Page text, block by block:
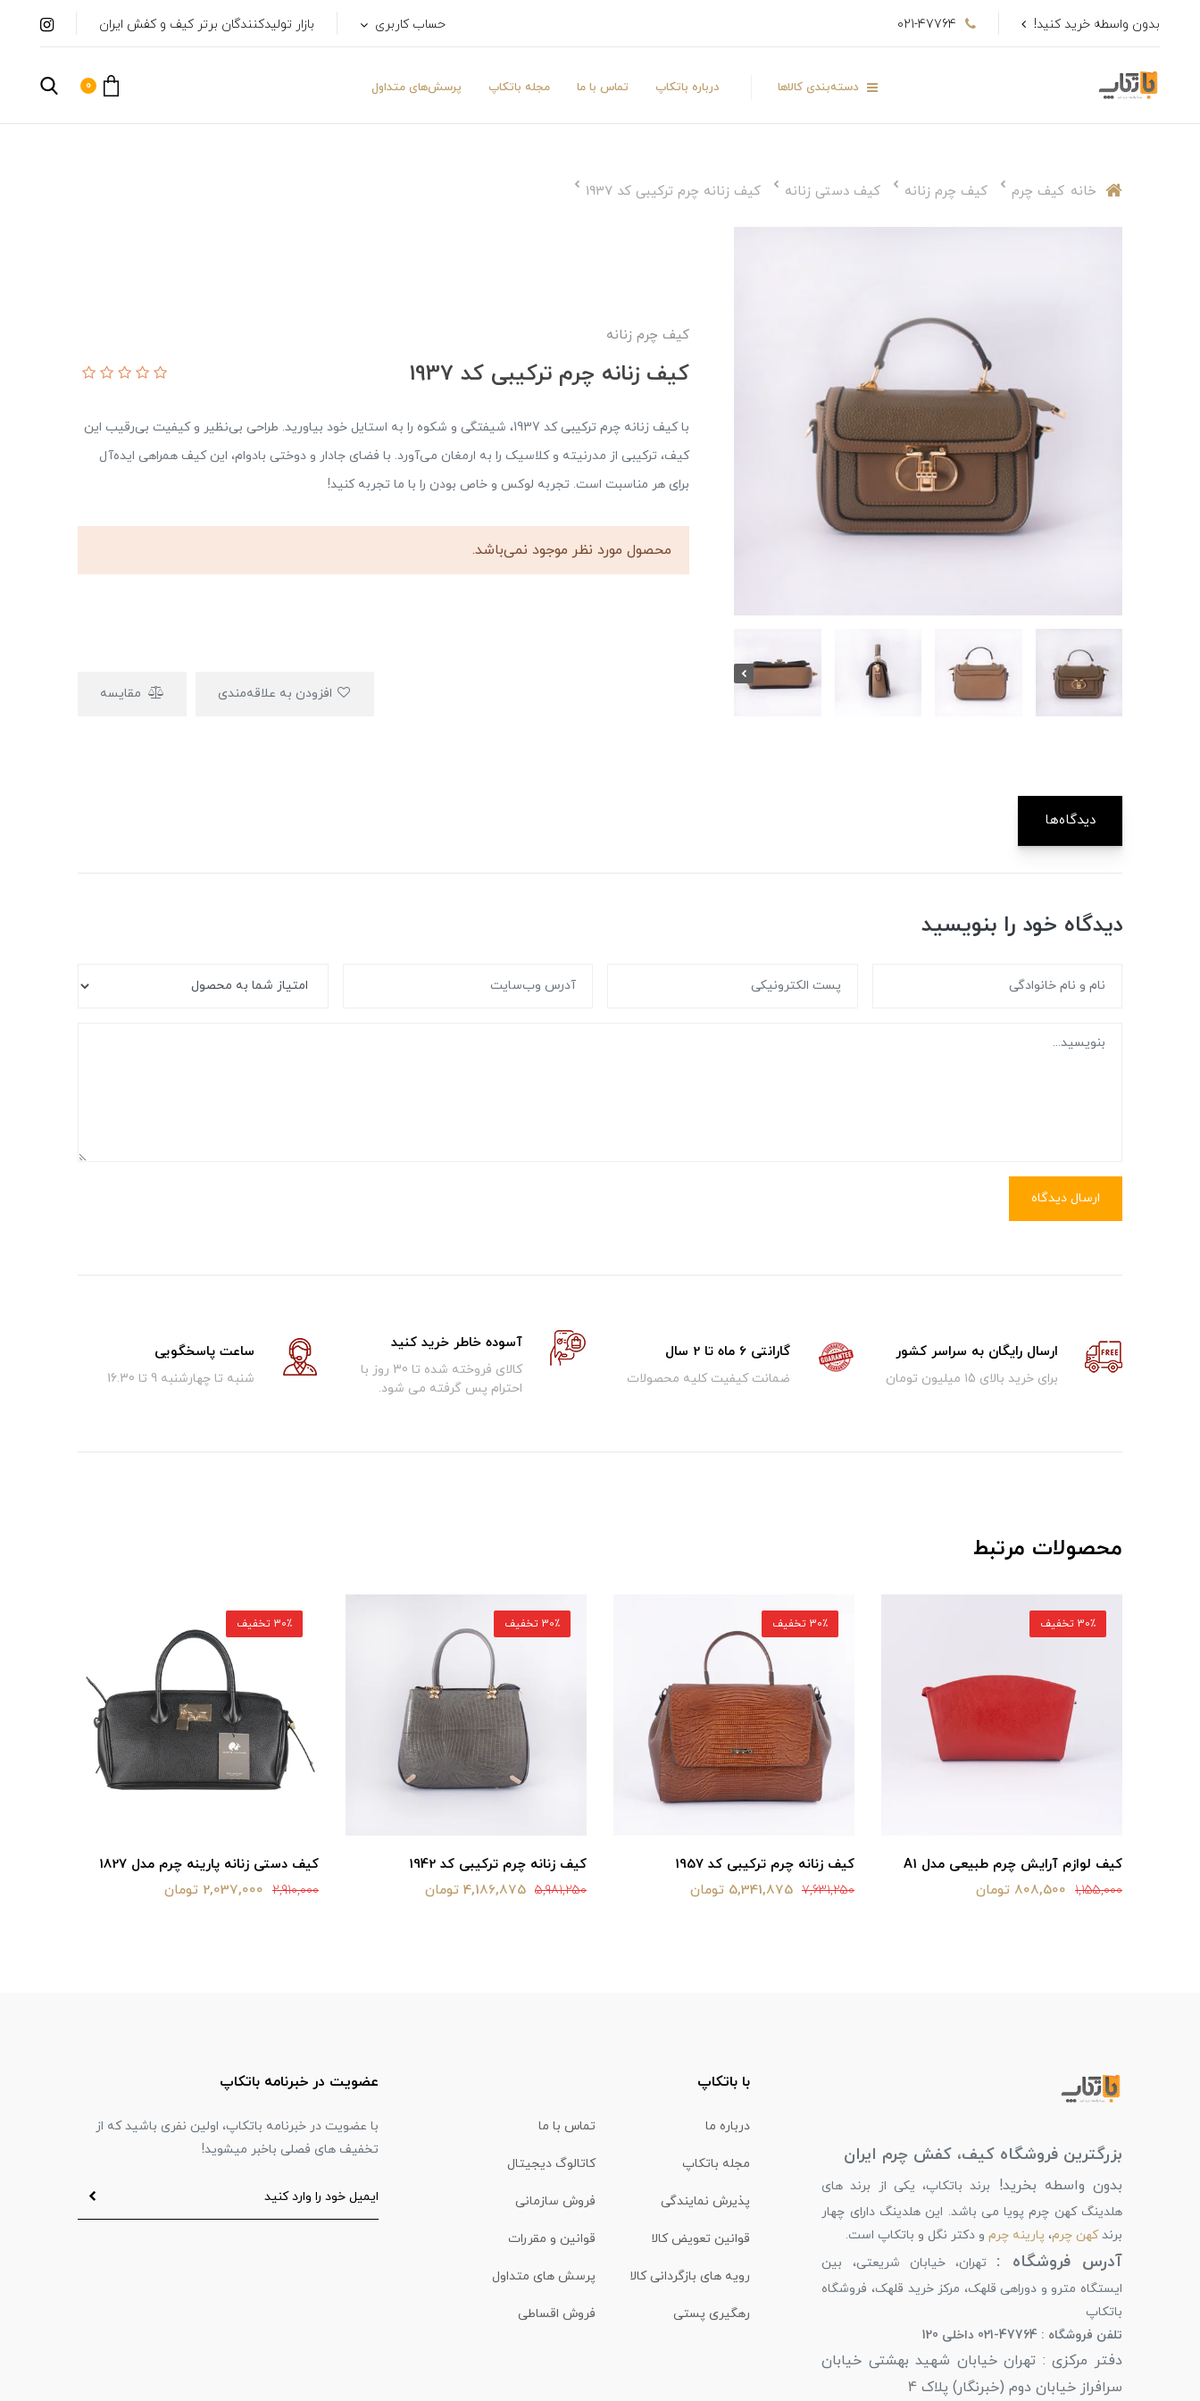
بدون واسطه خرید کنید! 021-47764 حساب کاربری بازار تولیدکنندگان برتر کیف و کفش ایران
دسته‌بندی کالاها درباره باتکاپ تماس با ما مجله باتکاپ پرسش‌های متداول 0
خانه کیف چرم کیف چرم زنانه کیف دستی زنانه کیف زنانه چرم ترکیبی کد 1937
کیف چرم زنانه
کیف زنانه چرم ترکیبی کد 1937
با کیف زنانه چرم ترکیبی کد 1937، شیفتگی و شکوه را به استایل خود بیاورید. طراحی بی‌نظیر و کیفیت بی‌رقیب این
کیف، ترکیبی از مدرنیته و کلاسیک را به ارمغان می‌آورد. با فضای جادار و دوختی بادوام، این کیف همراهی ایده‌آل
برای هر مناسبت است. تجربه لوکس و خاص بودن را با ما تجربه کنید!
محصول مورد نظر موجود نمی‌باشد.
مقایسه
دیدگاه‌ها
دیدگاه خود را بنویسید
ارسال دیدگاه
ارسال رایگان به سراسر کشور
برای خرید بالای ۱5 میلیون تومان
گارانتی 6 ماه تا 2 سال
ضمانت کیفیت کلیه محصولات
آسوده خاطر خرید کنید
کالای فروخته شده تا 30 روز با
احترام پس گرفته می شود.
ساعت پاسخگویی
شنبه تا چهارشنبه 9 تا 16.30
محصولات مرتبط
کیف لوازم آرایش چرم طبیعی مدل A1
1,155,000 808,500 تومان
30٪ تخفیف
کیف زنانه چرم ترکیبی کد 1957
7,631,250 5,341,875 تومان
30٪ تخفیف
کیف زنانه چرم ترکیبی کد 1942
5,981,250 4,186,875 تومان
30٪ تخفیف
کیف دستی زنانه پارینه چرم مدل 1827
2,910,000 2,037,000 تومان
30٪ تخفیف
بزرگترین فروشگاه کیف، کفش چرم ایران
بدون واسطه بخرید!
برند باتکاپ، یکی از برند های
هلدینگ کهن چرم پویا می باشد. این هلدینگ دارای چهار
برندکهن چرم، پارینه چرم و دکتر نگل و باتکاپ است.
آدرس فروشگاه : تهران، خیابان شریعتی، بین
ایستگاه مترو و دوراهی قلهک، مرکز خرید قلهک، فروشگاه
باتکاپ
تلفن فروشگاه : 47764-021 داخلی 120
دفتر مرکزی : تهران خیابان شهید بهشتی خیابان
سرافراز خیابان دوم (خبرنگار) پلاک 4
با باتکاپ
درباره ما تماس با ما
مجله باتکاپ کاتالوگ دیجیتال
پذیرش نمایندگی فروش سازمانی
قوانین تعویض کالا قوانین و مقررات
رویه های بازگردانی کالا پرسش های متداول
رهگیری پستی فروش اقساطی
عضویت در خبرنامه باتکاپ
با عضویت در خبرنامه باتکاپ، اولین نفری باشید که از
تخفیف های فصلی باخبر میشوید!